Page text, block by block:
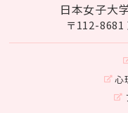
日本女子大
〒112-8681
心